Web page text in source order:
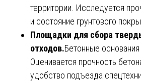
территории. Исследуется
и состояние грунтового
Площадки для сбора
отходов.Бетонные
Оценивается прочность
удобство подъезда